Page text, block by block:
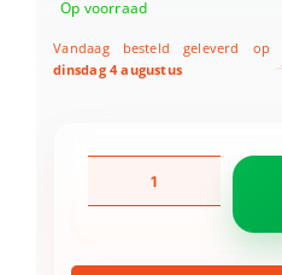
Op voorraad
Vandaag besteld geleverd op
dinsdag 4 augustus
Profiline
cm